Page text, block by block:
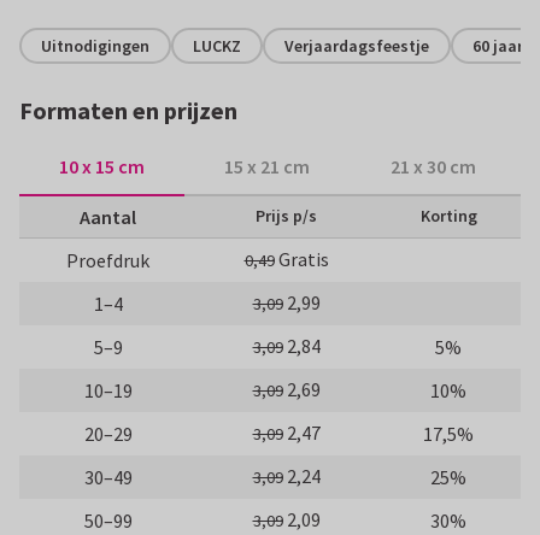
Uitnodigingen LUCKZ Verjaardagsfeestje 60 jaar
Formaten en prijzen
10 x 15 cm 15 x 21 cm 21 x 30 cm
Aantal Prijs p/s Korting
Proefdruk 0,49Gratis
1–4
3,09 2,99
5–9
3,09 2,84
5%
10–19
3,09 2,69
10%
20–29
3,09 2,47
17,5%
30–49
3,09 2,24
25%
50–99
3,09 2,09
30%